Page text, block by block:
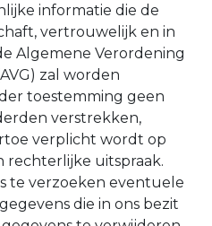
informatie die de
vertrouwelijk en in
Algemene Verordening
zal worden
toestemming geen
verstrekken,
verplicht wordt op
rechterlijke uitspraak.
te verzoeken eventuele
die in ons bezit